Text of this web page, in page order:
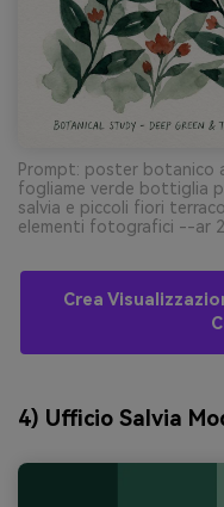
Prompt: poster botanico
fogliame verde bottiglia
salvia e piccoli fiori
elementi fotografici --ar
Crea
4) Ufficio Salvia